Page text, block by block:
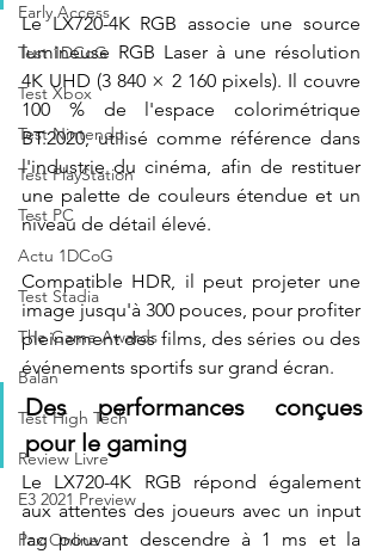
Early Access
Test 1DCoG
Test Xbox
Test Nintendo
Test PlayStation
Test PC
Actu 1DCoG
Test Stadia
The Game Awards
Balan
Test High Tech
Review Livre
E3 2021 Preview
Pax Online
Le LX720-4K RGB associe une source
lumineuse RGB Laser à une résolution
4K UHD (3 840 × 2 160 pixels). Il couvre
100 % de l'espace colorimétrique
BT.2020, utilisé comme référence dans
l'industrie du cinéma, afin de restituer
une palette de couleurs étendue et un
niveau de détail élevé.
Compatible HDR, il peut projeter une
image jusqu'à 300 pouces, pour profiter
pleinement des films, des séries ou des
événements sportifs sur grand écran.
Des performances conçues
pour le gaming
Le LX720-4K RGB répond également
aux attentes des joueurs avec un input
lag pouvant descendre à 1 ms et la